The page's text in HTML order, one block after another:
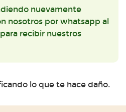
nuevamente
nosotros por whatsapp al
para recibir nuestros
lo que te hace daño.